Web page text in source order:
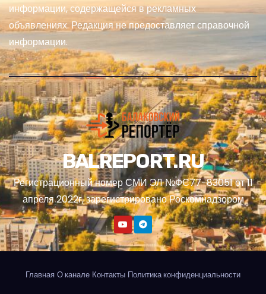
информации, содержащейся в рекламных
объявлениях. Редакция не предоставляет справочной
информации.
BALREPORT.RU
Регистрационный номер СМИ ЭЛ №ФС77-83051 от 11
апреля 2022г, зарегистрировано Роскомнадзором
Главная О канале Контакты Политика конфиденциальности